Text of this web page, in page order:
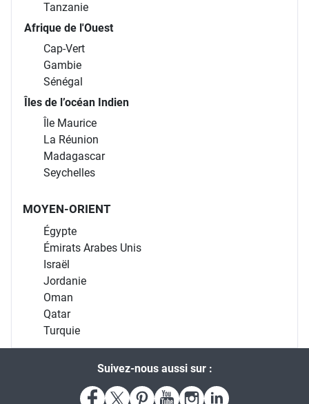
Tanzanie
Afrique de l'Ouest
Cap-Vert
Gambie
Sénégal
Îles de l’océan Indien
Île Maurice
La Réunion
Madagascar
Seychelles
MOYEN-ORIENT
Égypte
Émirats Arabes Unis
Israël
Jordanie
Oman
Qatar
Turquie
Suivez-nous aussi sur :